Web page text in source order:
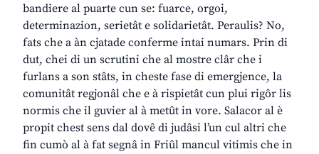
bandiere al puarte cun se: fuarce, orgoi,
determinazion, serietât e solidarietât. Peraulis? No,
fats che a àn cjatade conferme intai numars. Prin di
dut, chei di un scrutini che al mostre clâr che i
furlans a son stâts, in cheste fase di emergjence, la
comunitât regjonâl che e à rispietât cun plui rigôr lis
normis che il guvier al à metût in vore. Salacor al è
propit chest sens dal dovê di judâsi l’un cul altri che
fin cumò al à fat segnâ in Friûl mancul vitimis che in